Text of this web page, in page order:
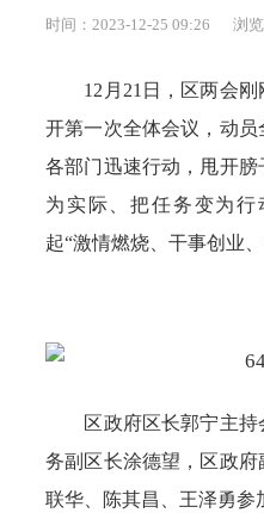
时间：2023-12-25 09:26 浏览
12月21日，区两会刚
开第一次全体会议，动
各部门迅速行动，甩开
为实际、把任务变为
起“激情燃烧、干事创业
区政府区长郭宁主持
务副区长涂德望，区政
联华、陈其昌、王泽勇参